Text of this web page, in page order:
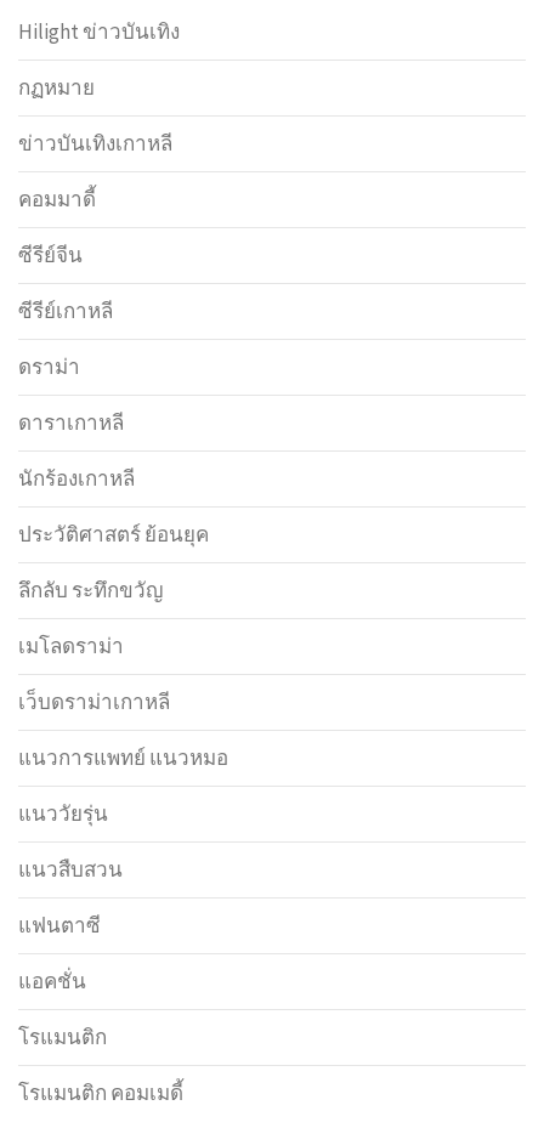
Hilight ข่าวบันเทิง
กฏหมาย
ข่าวบันเทิงเกาหลี
คอมมาดี้
ซีรีย์จีน
ซีรีย์เกาหลี
ดราม่า
ดาราเกาหลี
นักร้องเกาหลี
ประวัติศาสตร์ ย้อนยุค
ลึกลับ ระทึกขวัญ
เมโลดราม่า
เว็บดราม่าเกาหลี
แนวการแพทย์ แนวหมอ
แนววัยรุ่น
แนวสืบสวน
แฟนตาซี
แอคชั่น
โรแมนติก
โรแมนติก คอมเมดี้